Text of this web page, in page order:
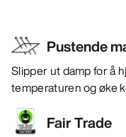
Pustende
Slipper ut damp for å
temperaturen og øke
Fair Trade